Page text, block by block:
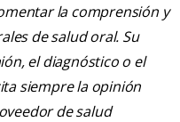
la comprensión y
de salud oral. Su
el diagnóstico o el
siempre la opinión
de salud